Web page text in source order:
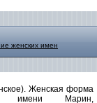
женских имен
Женская форма
имени Марин,